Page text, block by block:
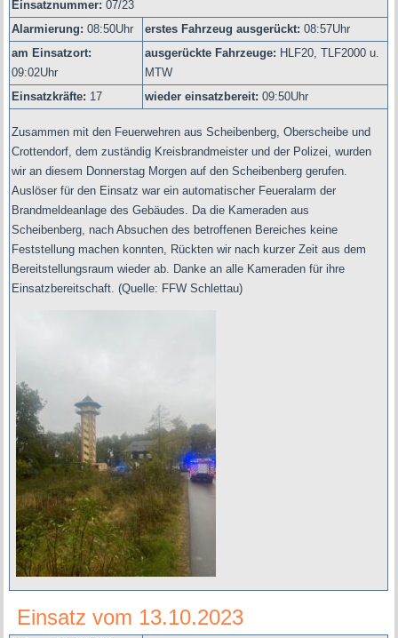
Einsatznummer:07/23
Alarmierung: 08:50Uhr erstes Fahrzeug ausgerückt: 08:57Uhr
am Einsatzort:
09:02Uhr
ausgerückte Fahrzeuge: HLF20, TLF2000 u.
MTW
Einsatzkräfte: 17 wieder einsatzbereit: 09:50Uhr
Zusammen mit den Feuerwehren aus Scheibenberg, Oberscheibe und
Crottendorf, dem zuständig Kreisbrandmeister und der Polizei, wurden
wir an diesem Donnerstag Morgen auf den Scheibenberg gerufen.
Auslöser für den Einsatz war ein automatischer Feueralarm der
Brandmeldeanlage des Gebäudes. Da die Kameraden aus
Scheibenberg, nach Absuchen des betroffenen Bereiches keine
Feststellung machen konnten, Rückten wir nach kurzer Zeit aus dem
Bereitstellungsraum wieder ab. Danke an alle Kameraden für ihre
Einsatzbereitschaft.(Quelle: FFW Schlettau)
Einsatz vom 13.10.2023